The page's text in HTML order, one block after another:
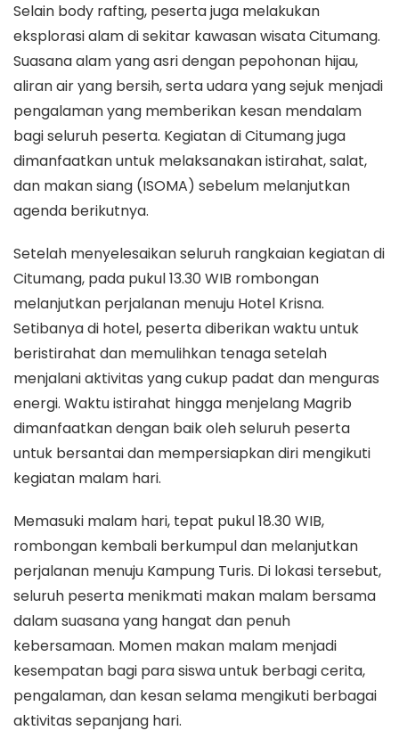
Selain body rafting, peserta juga melakukan
eksplorasi alam di sekitar kawasan wisata Citumang.
Suasana alam yang asri dengan pepohonan hijau,
aliran air yang bersih, serta udara yang sejuk menjadi
pengalaman yang memberikan kesan mendalam
bagi seluruh peserta. Kegiatan di Citumang juga
dimanfaatkan untuk melaksanakan istirahat, salat,
dan makan siang (ISOMA) sebelum melanjutkan
agenda berikutnya.
Setelah menyelesaikan seluruh rangkaian kegiatan di
Citumang, pada pukul 13.30 WIB rombongan
melanjutkan perjalanan menuju Hotel Krisna.
Setibanya di hotel, peserta diberikan waktu untuk
beristirahat dan memulihkan tenaga setelah
menjalani aktivitas yang cukup padat dan menguras
energi. Waktu istirahat hingga menjelang Magrib
dimanfaatkan dengan baik oleh seluruh peserta
untuk bersantai dan mempersiapkan diri mengikuti
kegiatan malam hari.
Memasuki malam hari, tepat pukul 18.30 WIB,
rombongan kembali berkumpul dan melanjutkan
perjalanan menuju Kampung Turis. Di lokasi tersebut,
seluruh peserta menikmati makan malam bersama
dalam suasana yang hangat dan penuh
kebersamaan. Momen makan malam menjadi
kesempatan bagi para siswa untuk berbagi cerita,
pengalaman, dan kesan selama mengikuti berbagai
aktivitas sepanjang hari.